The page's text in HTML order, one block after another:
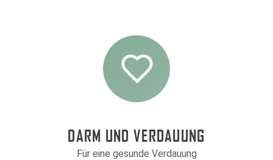
DARM UND VERDAUUNG
Für eine gesunde Verdauung